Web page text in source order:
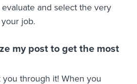
and select the very
job.
my post to get the most
through it! When you